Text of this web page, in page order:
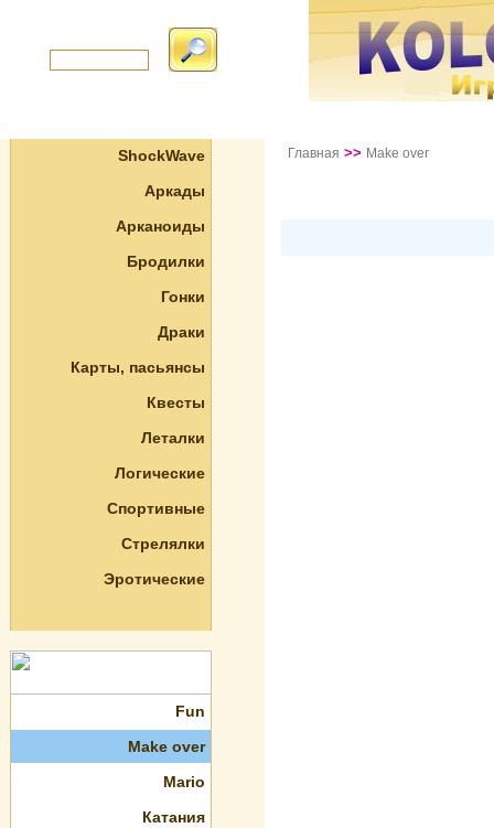
ShockWave
Аркады
Арканоиды
Бродилки
Гонки
Драки
Карты, пасьянсы
Квесты
Леталки
Логические
Спортивные
Стрелялки
Эротические
Fun
Make over
Mario
Катания
Главная >> Make over